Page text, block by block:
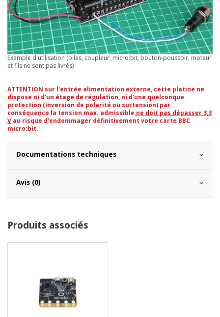
Exemple d'utilisation (piles, coupleur, micro:bit, bouton-poussoir, moteur
et fils ne sont pas livrés)
ATTENTION sur l'entrée alimentation externe, cette platine ne
dispose ni d'un étage de régulation, ni d'une quelconque
protection (inversion de polarité ou surtension) par
conséquence la tension max. admissible ne doit pas dépasser 3,3
V au risque d'endommager définitivement votre carte BBC
micro:bit.
Documentations techniques
Avis (0)
Produits associés